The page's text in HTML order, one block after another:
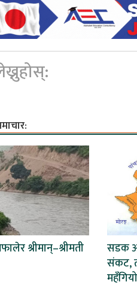
श्रीमान्–श्रीमती
सडक
संकट,
महँगियो